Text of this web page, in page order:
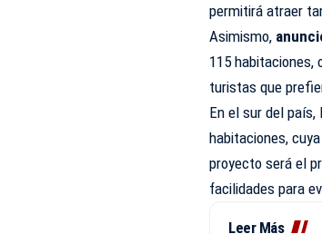
permitirá atraer
Asimismo,
115 habitaciones,
turistas que
En el sur del
habitaciones,
proyecto será el
facilidades para
Leer Más